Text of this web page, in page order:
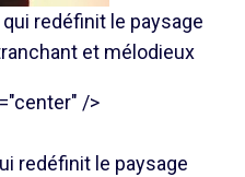
redéfinit le paysage
et mélodieux
/>
redéfinit le paysage